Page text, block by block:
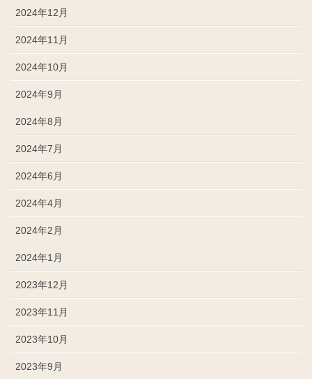
2024年12月
2024年11月
2024年10月
2024年9月
2024年8月
2024年7月
2024年6月
2024年4月
2024年2月
2024年1月
2023年12月
2023年11月
2023年10月
2023年9月